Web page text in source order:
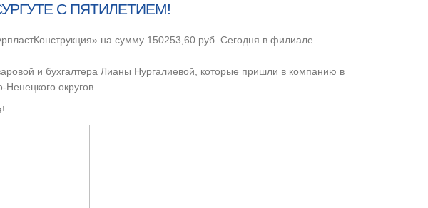
С ПЯТИЛЕТИЕМ!
на сумму 150253,60 руб. Сегодня в филиале
и бухгалтера Лианы Нургалиевой, которые пришли в компанию в
округов.